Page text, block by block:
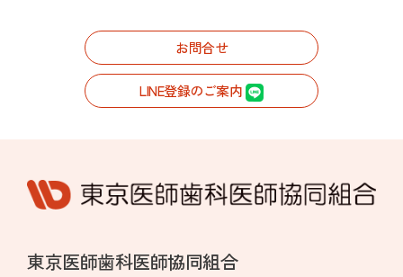
お問合せ
LINE登録のご案内
東京医師歯科医師協同組合